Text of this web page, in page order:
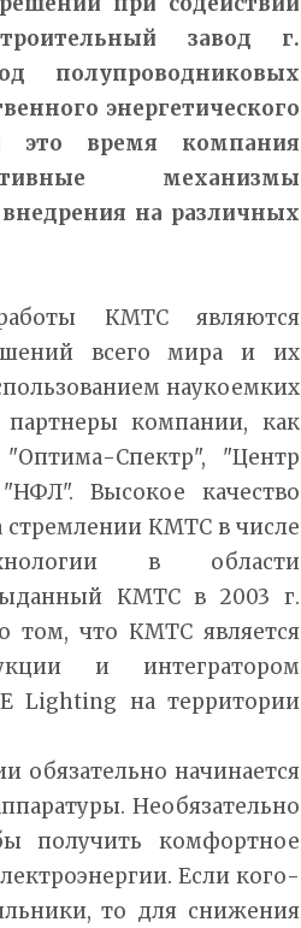
завод г.
полупроводниковых
энергетического
это время компания
механизмы
на различных
КМТС являются
всего мира и их
наукоемких
партнеры компании, как
Спектр", "Центр
Высокое качество
стремлении КМТС в числе
в области
выданный КМТС в 2003 г.
том, что КМТС является
и интегратором
Lighting на территории
обязательно начинается
Необязательно
получить комфортное
Если кого-
то для снижения